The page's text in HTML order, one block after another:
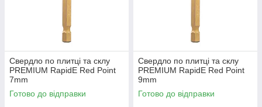
Свердло по плитці та склу
PREMIUM RapidE Red Point
7mm
Готово до відправки
Свердло по плитці та склу
PREMIUM RapidE Red Point
9mm
Готово до відправки